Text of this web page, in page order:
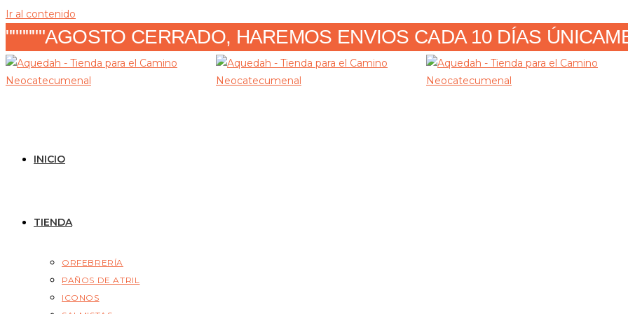
Ir al contenido
""""""AGOSTO CERRADO, HAREMOS ENVIOS CADA 10 DÍAS
INICIO
TIENDA
ORFEBRERÍA
PAÑOS DE ATRIL
ICONOS